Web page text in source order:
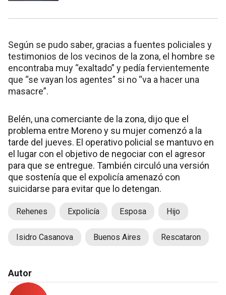
Según se pudo saber, gracias a fuentes policiales y
testimonios de los vecinos de la zona, el hombre se
encontraba muy “exaltado” y pedía fervientemente
que “se vayan los agentes” si no “va a hacer una
masacre”.
Belén, una comerciante de la zona, dijo que el
problema entre Moreno y su mujer comenzó a la
tarde del jueves. El operativo policial se mantuvo en
el lugar con el objetivo de negociar con el agresor
para que se entregue. También circuló una versión
que sostenía que el expolicía amenazó con
suicidarse para evitar que lo detengan.
Rehenes Expolicía Esposa Hijo
Isidro Casanova Buenos Aires Rescataron
Autor